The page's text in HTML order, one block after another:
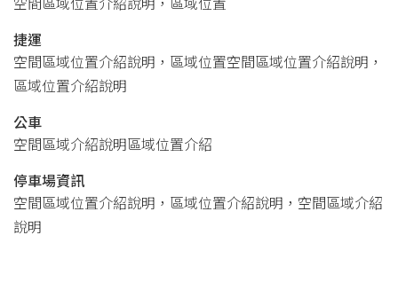
捷運
空間區域位置介紹說明，區域位置空間區域位置介紹說明，
區域位置介紹說明
公車
空間區域介紹說明區域位置介紹
停車場資訊
空間區域位置介紹說明，區域位置介紹說明，空間區域介紹
說明